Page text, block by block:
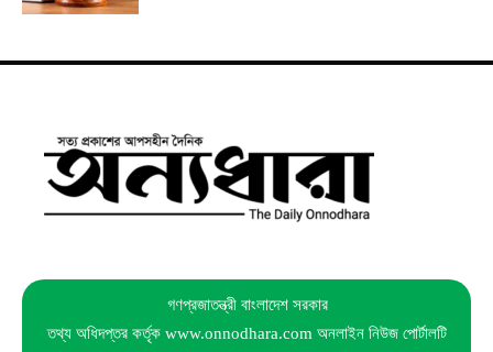
গণপ্রজাতন্ত্রী বাংলাদেশ সরকার
তথ্য অধিদপ্তর কর্তৃক www.onnodhara.com অনলাইন নিউজ পোর্টালটি